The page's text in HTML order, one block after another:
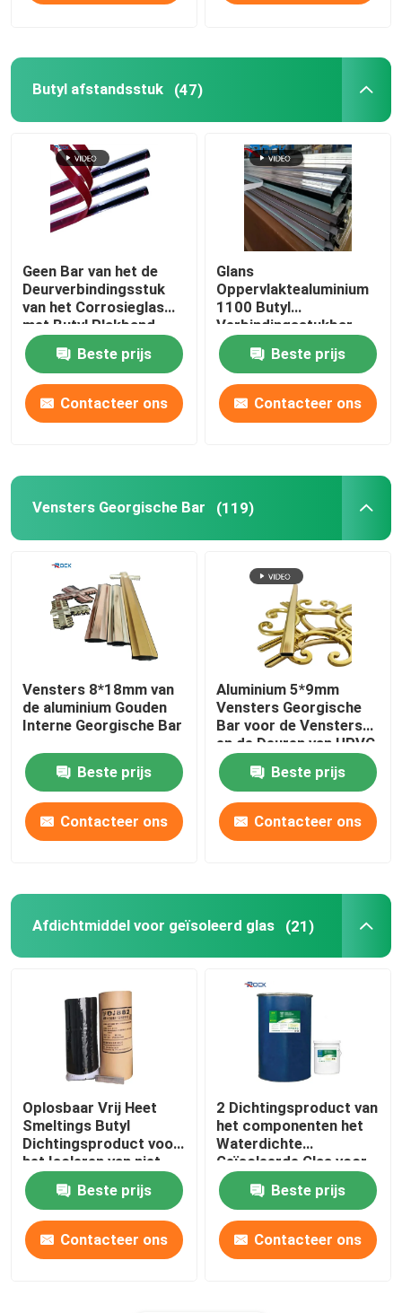
Butyl afstandsstuk (47)
Geen Bar van het de
Deurverbindingsstuk
van het Corrosieglas
met Butyl Plakband
Beste prijs
Contacteer ons
Glans
Oppervlaktealuminium
1100 Butyl
Verbindingsstukbar
Antiroest voor
GlasvenstersBeste prijs
Contacteer ons
Vensters Georgische Bar (119)
Vensters 8*18mm van
de aluminium Gouden
Interne Georgische Bar
Beste prijs
Contacteer ons
Aluminium 5*9mm
Vensters Georgische
Bar voor de Vensters
en de Deuren van UPVC
Beste prijs
Contacteer ons
Afdichtmiddel voor geïsoleerd glas (21)
Oplosbaar Vrij Heet
Smeltings Butyl
Dichtingsproduct voor
het Isoleren van niet
Glas die vertroebelen
Beste prijs
Contacteer ons
2 Dichtingsproduct van
het componenten het
Waterdichte
Geïsoleerde Glas voor
de Bar van het
Aluminiumverbindingsstuk
Beste prijs
Contacteer ons